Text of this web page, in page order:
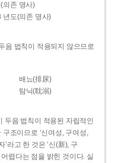
의존 명사)
년도(의존 명사)
음 법칙이 적용되지 않으므로
배뇨(排尿)
탐닉(耽溺)
두음 법칙이 적용된 자립적인
구조이므로 ‘신여성, 구여성,
’라고 한 것은 ‘신(新), 구
렵다는 점을 밝힌 것이다. 실